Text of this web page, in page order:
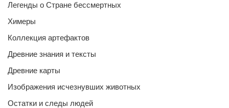
Легенды о Стране бессмертных
Химеры
Коллекция артефактов
Древние знания и тексты
Древние карты
Изображения исчезнувших животных
Остатки и следы людей